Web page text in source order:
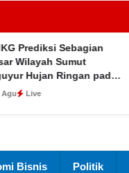
Sebagian
pada
Bisnis Politik